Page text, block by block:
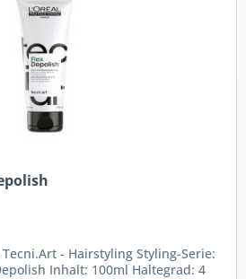
- Hairstyling Styling-Serie:
Inhalt: 100ml Haltegrad: 4